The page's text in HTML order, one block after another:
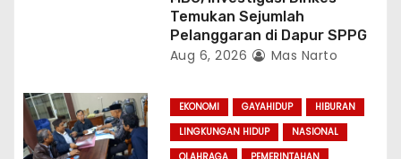
Temukan Sejumlah
Pelanggaran di Dapur SPPG
Aug 6, 2026 Mas Narto
EKONOMI GAYAHIDUP
HIBURAN
LINGKUNGAN HIDUP
NASIONAL